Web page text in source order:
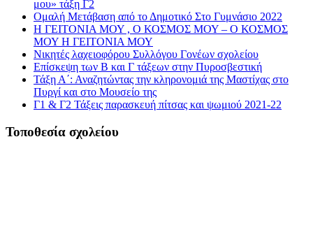
μου» τάξη Γ2
Ομαλή Μετάβαση από το Δημοτικό Στο Γυμνάσιο 2022
Η ΓΕΙΤΟΝΙΑ ΜΟΥ , Ο ΚΟΣΜΟΣ ΜΟΥ – Ο ΚΟΣΜΟΣ
ΜΟΥ Η ΓΕΙΤΟΝΙΑ ΜΟΥ
Νικητές λαχειοφόρου Συλλόγου Γονέων σχολείου
Επίσκεψη των Β και Γ τάξεων στην Πυροσβεστική
Τάξη Α΄: Αναζητώντας την κληρονομιά της Μαστίχας στο
Πυργί και στο Μουσείο της
Γ1 & Γ2 Τάξεις παρασκευή πίτσας και ψωμιού 2021-22
Τοποθεσία σχολείου